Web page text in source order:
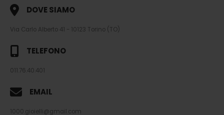
DOVE SIAMO
Via Carlo Alberto 41 - 10123 Torino (TO)
TELEFONO
011.76.40.401
EMAIL
1000.gioielli@gmail.com